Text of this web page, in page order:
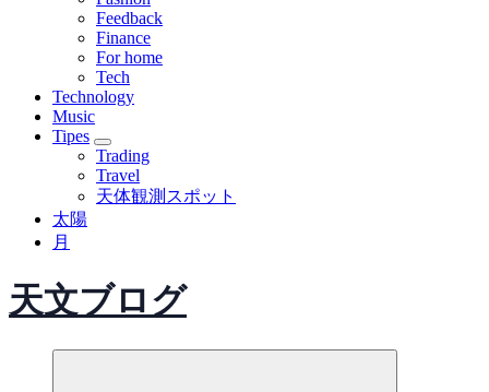
Feedback
Finance
For home
Tech
Technology
Music
Tipes
Trading
Travel
天体観測スポット
太陽
月
天文ブログ